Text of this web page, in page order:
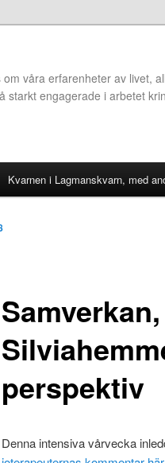
våra erfarenheter av livet,
starkt engagerade i arbetet
Kvarnen i Lagmanskvarn, med
perspektiv
Denna intensiva vårvecka